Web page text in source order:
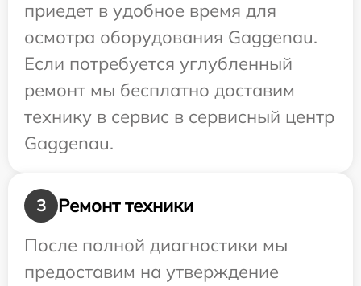
приедет в удобное время для
осмотра оборудования Gaggenau.
Если потребуется углубленный
ремонт мы бесплатно доставим
технику в сервис в сервисный центр
Gaggenau.
3
Ремонт техники
После полной диагностики мы
предоставим на утверждение